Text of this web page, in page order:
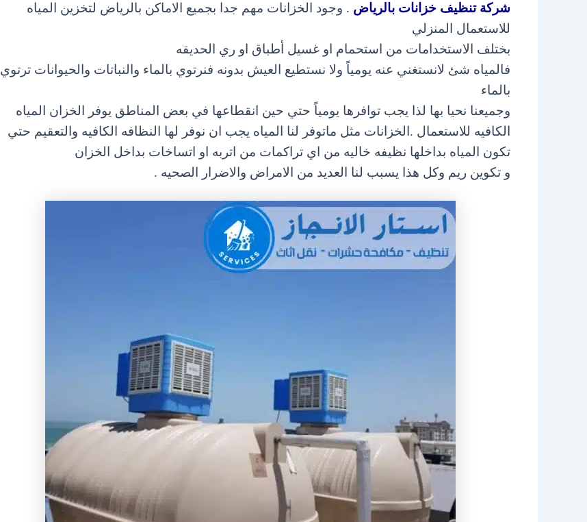
شركة تنظيف خزانات بالرياض . وجود الخزانات مهم جدا بجميع الاماكن بالرياض لتخزين المياه
للاستعمال
المنزلي
بختلف الاستخدامات من استحمام او غسيل أطباق او ري الحديقه
فالمياه شئ لانستغني عنه يومياً ولا نستطيع العيش بدونه فنرتوي بالماء والنباتات والحيوانات ترتوي
بالماء
وجميعنا نحيا بها لذا يجب توافرها يومياً حتي حين انقطاعها في بعض المناطق يوفر الخزان المياه
الكافيه للاستعمال . الخزانات مثل ماتوفر لنا المياه يجب ان نوفر لها النظافه الكافيه والتعقيم حتي
تكون المياه بداخلها نظيفه خاليه من اي تراكمات من اتربه او اتساخات بداخل الخزان
و تكوين ريم وكل هذا يسبب لنا العديد من الامراض والاضرار
الصحيه .